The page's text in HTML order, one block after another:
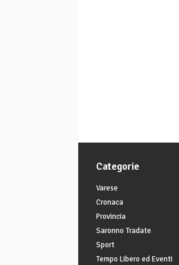
Categorie
Varese
Cronaca
Provincia
Saronno Tradate
Sport
Tempo Libero ed Eventi